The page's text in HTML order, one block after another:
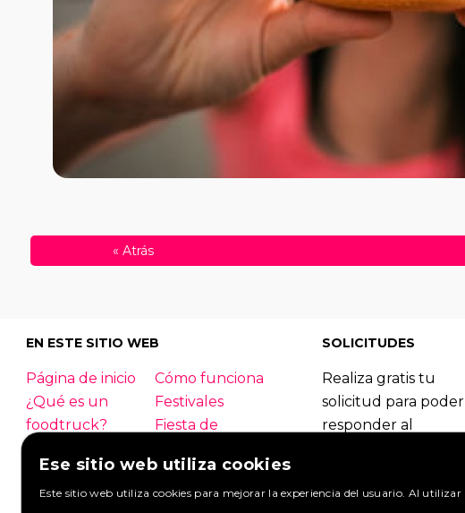
« Atrás
EN ESTE SITIO WEB
Página de inicio
Cómo funciona
¿Qué es un
foodtruck?
Festivales
Fiesta de
Boda
Contacto
Inicio de sesión
Información
SOLICITUDES
Realiza gratis tu
solicitud para poder
responder al
Ese sitio web utiliza cookies
Este sitio web utiliza cookies para mejorar la experiencia del usuario. Al